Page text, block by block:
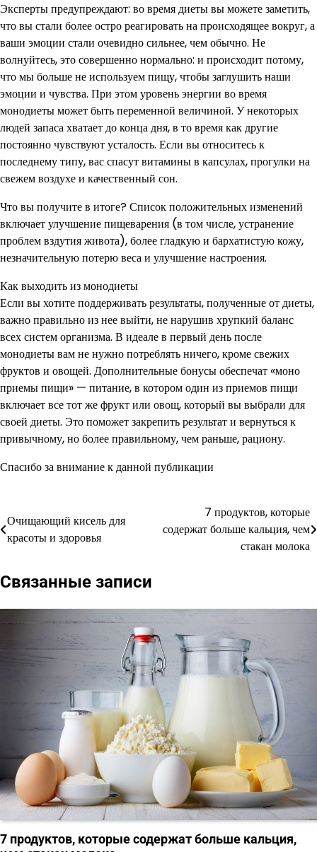
Эксперты предупреждают: во время диеты вы можете заметить,
что вы стали более остро реагировать на происходящее вокруг, а
ваши эмоции стали очевидно сильнее, чем обычно. Не
волнуйтесь, это совершенно нормально: и происходит потому,
что мы больше не используем пищу, чтобы заглушить наши
эмоции и чувства. При этом уровень энергии во время
монодиеты может быть переменной величиной. У некоторых
людей запаса хватает до конца дня, в то время как другие
постоянно чувствуют усталость. Если вы относитесь к
последнему типу, вас спасут витамины в капсулах, прогулки на
свежем воздухе и качественный сон.
Что вы получите в итоге? Список положительных изменений
включает улучшение пищеварения (в том числе, устранение
проблем вздутия живота), более гладкую и бархатистую кожу,
незначительную потерю веса и улучшение настроения.
Как выходить из монодиеты
Если вы хотите поддерживать результаты, полученные от диеты,
важно правильно из нее выйти, не нарушив хрупкий баланс
всех систем организма. В идеале в первый день после
монодиеты вам не нужно потреблять ничего, кроме свежих
фруктов и овощей. Дополнительные бонусы обеспечат «моно
приемы пищи» — питание, в котором один из приемов пищи
включает все тот же фрукт или овощ, который вы выбрали для
своей диеты. Это поможет закрепить результат и вернуться к
привычному, но более правильному, чем раньше, рациону.
Спасибо за внимание к данной публикации
Навигация
по
Очищающий кисель для
красоты и здоровья
7 продуктов, которые
содержат больше кальция, чем
стакан молока
Связанные записи
7 продуктов, которые содержат больше кальция,